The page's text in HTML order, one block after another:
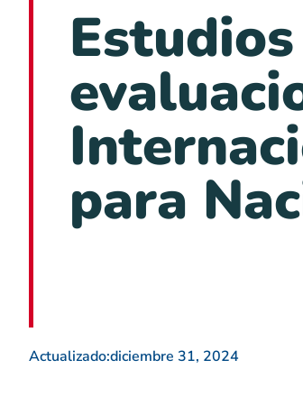
para
Actualizado:diciembre 31, 2024